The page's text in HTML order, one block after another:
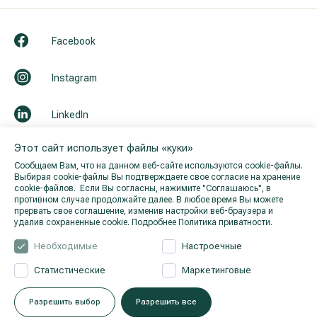
Этот сайт использует файлы «куки»
Сообщаем Вам, что на данном веб-сайте используются cookie-файлы.
Выбирая cookie-файлы Вы подтверждаете свое согласие на хранение
cookie-файлов. Если Вы согласны, нажимите "Cоглашаюсь", в
противном случае продолжайте далее. В любое время Вы можете
прервать свое соглашение, изменив настройки веб-браузера и
удалив сохраненные cookie. Подробнее Политика приватности.
Необходимые Настроечные
Статистические Маркетинговые
Разрешить выбор Разрешить все
Facebook
Instagram
LinkedIn
Youtube
© 2026 Hila. Все права защищены. Политика приватности